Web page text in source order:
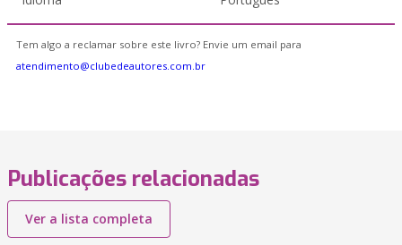
Tem algo a reclamar sobre este livro? Envie um email para
atendimento@clubedeautores.com.br
Publicações relacionadas
Ver a lista completa